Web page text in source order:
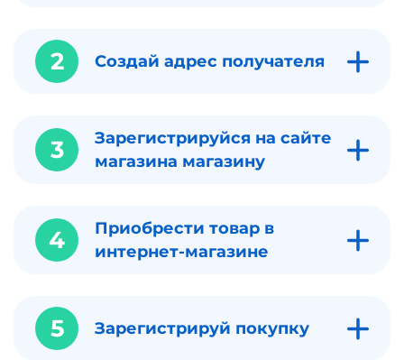
2 Создай адрес получателя
3
Зарегистрируйся на сайте
магазина магазину
4
Приобрести товар в
интернет-магазине
5 Зарегистрируй покупку